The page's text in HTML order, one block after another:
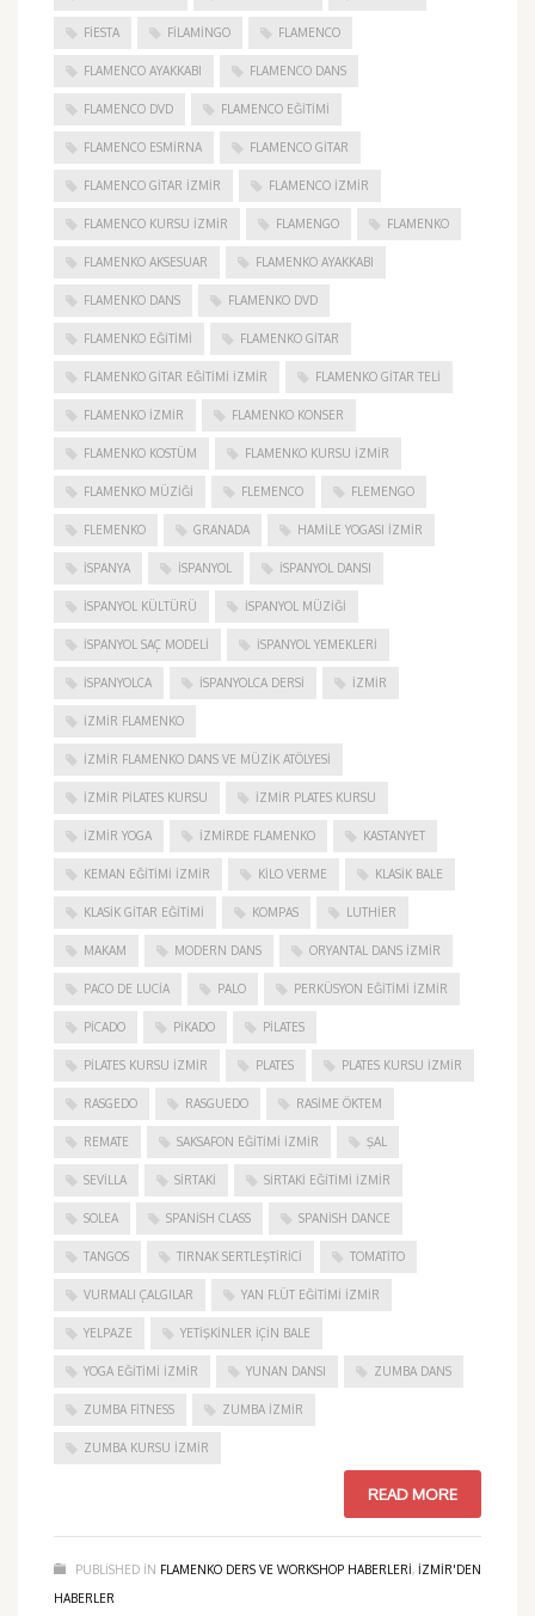
FIESTA FILAMINGO FLAMENCO
FLAMENCO AYAKKABI FLAMENCO DANS
FLAMENCO DVD FLAMENCO EĞITIMI
FLAMENCO ESMIRNA FLAMENCO GITAR
FLAMENCO GITAR İZMIR FLAMENCO IZMIR
FLAMENCO KURSU İZMIR FLAMENGO FLAMENKO
FLAMENKO AKSESUAR FLAMENKO AYAKKABI
FLAMENKO DANS FLAMENKO DVD
FLAMENKO EĞITIMI FLAMENKO GITAR
FLAMENKO GITAR EĞITIMI İZMIR FLAMENKO GITAR TELI
FLAMENKO IZMIR FLAMENKO KONSER
FLAMENKO KOSTÜM FLAMENKO KURSU İZMIR
FLAMENKO MÜZIĞI FLEMENCO FLEMENGO
FLEMENKO GRANADA HAMILE YOGASI İZMIR
ISPANYA İSPANYOL İSPANYOL DANSI
İSPANYOL KÜLTÜRÜ İSPANYOL MÜZIĞI
İSPANYOL SAÇ MODELI İSPANYOL YEMEKLERI
İSPANYOLCA İSPANYOLCA DERSI IZMIR
IZMIR FLAMENKO
İZMIR FLAMENKO DANS VE MÜZIK ATÖLYESI
İZMIR PILATES KURSU İZMIR PLATES KURSU
İZMIR YOGA IZMIRDE FLAMENKO KASTANYET
KEMAN EĞITIMI İZMIR KILO VERME KLASIK BALE
KLASIK GITAR EĞITIMI KOMPAS LUTHIER
MAKAM MODERN DANS ORYANTAL DANS İZMIR
PACO DE LUCIA PALO PERKÜSYON EĞITIMI İZMIR
PICADO PIKADO PILATES
PILATES KURSU İZMIR PLATES PLATES KURSU İZMIR
RASGEDO RASGUEDO RASIME ÖKTEM
REMATE SAKSAFON EĞITIMI İZMIR ŞAL
SEVILLA SIRTAKI SIRTAKI EĞITIMI İZMIR
SOLEA SPANISH CLASS SPANISH DANCE
TANGOS TIRNAK SERTLEŞTIRICI TOMATITO
VURMALI ÇALGILAR YAN FLÜT EĞITIMI İZMIR
YELPAZE YETIŞKINLER IÇIN BALE
YOGA EĞITIMI İZMIR YUNAN DANSI ZUMBA DANS
ZUMBA FITNESS ZUMBA İZMIR
ZUMBA KURSU İZMIR
READ MORE
PUBLISHED IN FLAMENKO DERS VE WORKSHOP HABERLERI, IZMIR'DEN
HABERLER